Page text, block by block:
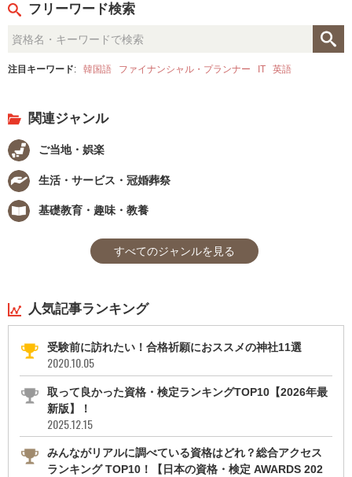
フリーワード検索
注目キーワード: 韓国語 ファイナンシャル・プランナー IT 英語
関連ジャンル
ご当地・娯楽
生活・サービス・冠婚葬祭
基礎教育・趣味・教養
すべてのジャンルを見る
人気記事ランキング
受験前に訪れたい！合格祈願におススメの神社11選
2020.10.05
取って良かった資格・検定ランキングTOP10【2026年最
新版】！
2025.12.15
みんながリアルに調べている資格はどれ？総合アクセス
ランキング TOP10！【日本の資格・検定 AWARDS 202